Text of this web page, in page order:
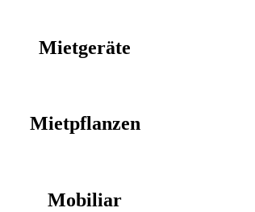
Mietgeräte
Mietpflanzen
Mobiliar